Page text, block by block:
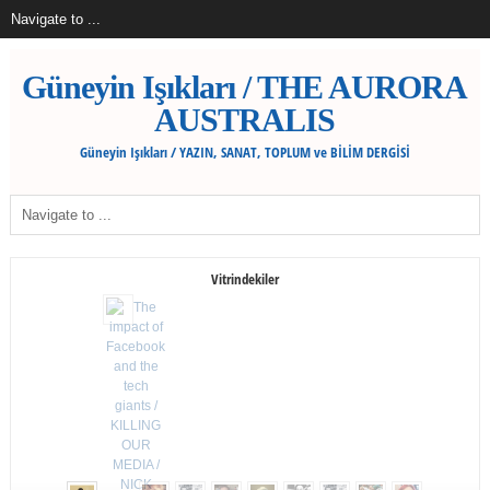
Güneyin Işıkları / THE AURORA
AUSTRALIS
Güneyin Işıkları / YAZIN, SANAT, TOPLUM ve BİLİM DERGİSİ
Vitrindekiler